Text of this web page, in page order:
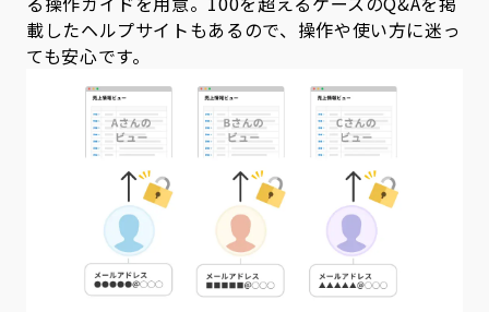
載したヘルプサイトもあるので、操作や使い方に迷っ
ても安心です。